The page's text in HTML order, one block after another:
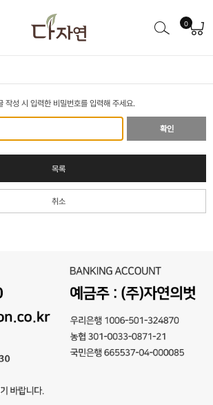
0
작성 시 입력한 비밀번호를 입력해 주세요.
확인
목록
취소